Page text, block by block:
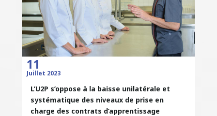
11
Juillet 2023
L’U2P s’oppose à la baisse unilatérale et
systématique des niveaux de prise en
charge des contrats d’apprentissage